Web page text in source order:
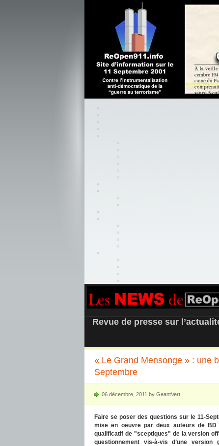
REOPEN911 –
Revue de presse sur
« Le Grand Mensonge » : une
Septembre
06 décembre, 2011 by GeantVert
Faire se poser des questions sur le 11-
mise en oeuvre par deux auteurs de
qualificatif de "sceptiques" de la version
questionnement vis-à-vis d’une